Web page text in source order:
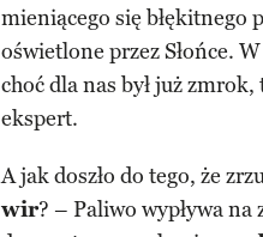
mieniącego się błękitnego
oświetlone przez Słońce.
choć dla nas był już
ekspert.
A jak doszło do tego, że
wir? – Paliwo wypływa na